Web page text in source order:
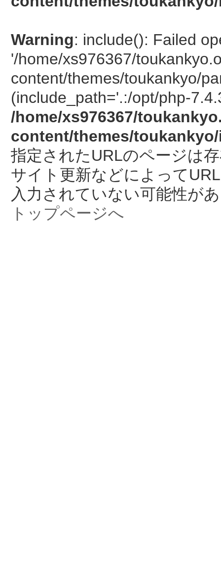
Warning: include(): Failed
'/home/xs976367/
content/themes/toukankyo/
(include_path='.:/opt/php-
/home/xs976367/
content/themes/
指定されたURLのページは
サイト更新などによって
入力されていない可能性が
トップページへ